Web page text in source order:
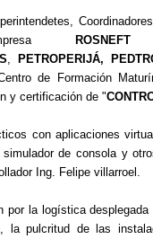
ROSNEFT
PETROPERIJÁ,
de Formación
y certificación de "
con aplicaciones
de consola y
Ing. Felipe villarroel.
la logística
la pulcritud de las